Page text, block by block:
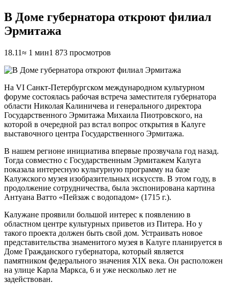
В Доме губернатора откроют филиал
Эрмитажа
18.11≈ 1 мин1 873 просмотров
На VI Санкт-Петербургском международном культурном
форуме состоялась рабочая встреча заместителя губернатора
области Николая Калиничева и генерального директора
Государственного Эрмитажа Михаила Пиотровского, на
которой в очередной раз встал вопрос открытия в Калуге
выставочного центра Государственного Эрмитажа.
В нашем регионе инициатива впервые прозвучала год назад.
Тогда совместно с Государственным Эрмитажем Калуга
показала интересную культурную программу на базе
Калужского музея изобразительных искусств. В этом году, в
продолжение сотрудничества, была экспонирована картина
Антуана Ватто «Пейзаж с водопадом» (1715 г.).
Калужане проявили большой интерес к появлению в
областном центре культурных приветов из Питера. Но у
такого проекта должен быть свой дом. Устраивать новое
представительства знаменитого музея в Калуге планируется в
Доме Гражданского губернатора, который является
памятником федерального значения XIX века. Он расположен
на улице Карла Маркса, 6 и уже несколько лет не
задействован.